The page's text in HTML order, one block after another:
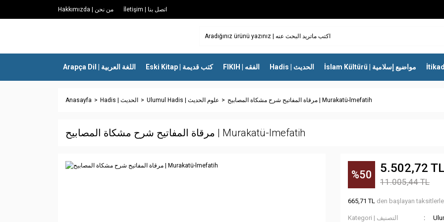
Hakkımızda | من نحن İletişim | اتصل بنا
Arapça Dil | اللغة العربية Eski Kitap | كتب قديمة FIKIH | الفقه Hadis | الحديث İslam Kültürü | مواضيع إسلامية
Anasayfa Hadis | الحديث Ulumul Hadis | علوم الحديث مرقاة المفاتيح شرح مشكاة المصابيح | Murakatü-lmefatih
مرقاة المفاتيح شرح مشكاة المصابيح | Murakatü-lmefatih
%50 5.502,72 TL
11.005,44 TL
665,71 TL den başlayan
Kategori | التصنيف